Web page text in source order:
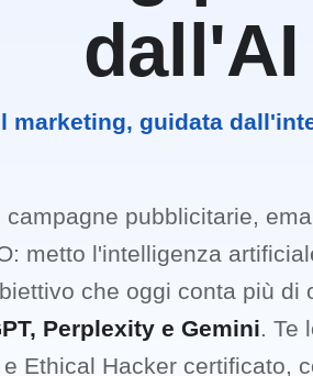
dall'AI
marketing, guidata
pubblicitarie,
metto l'intelligenza
che oggi conta più di
Perplexity e Gemini. Te
Ethical Hacker certificato,